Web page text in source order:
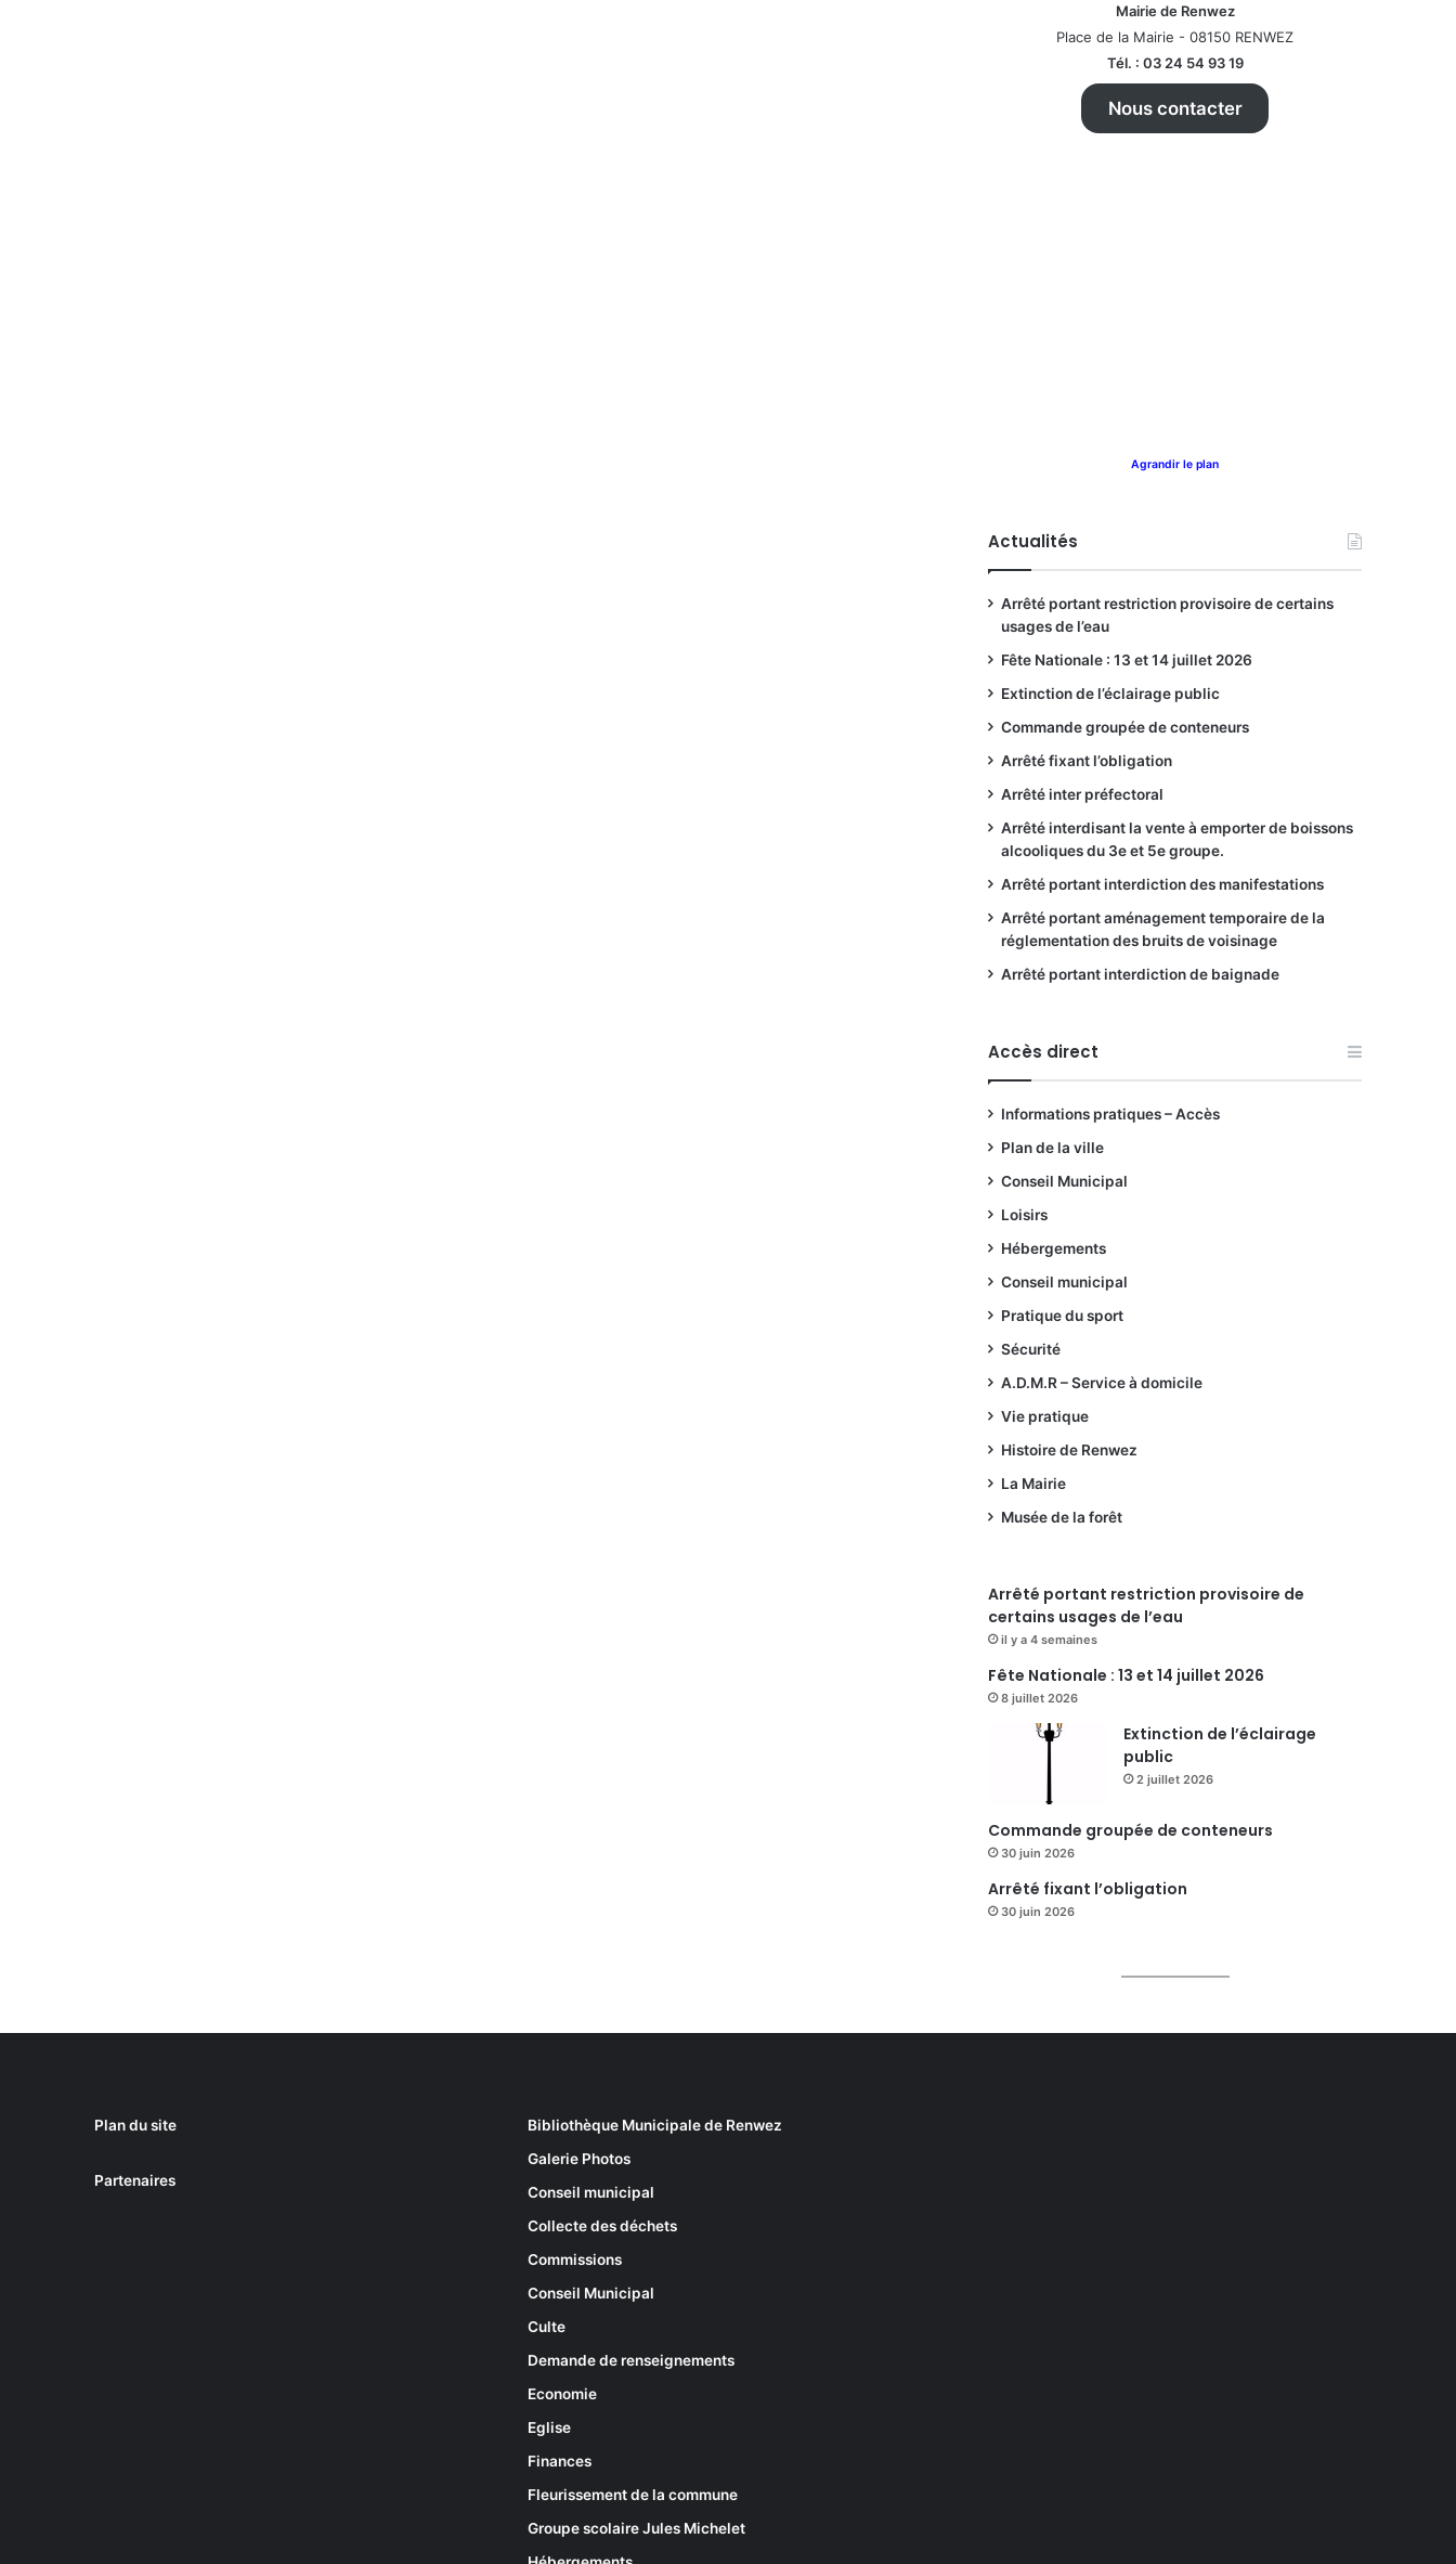
Mairie de Renwez
Place de la Mairie - 08150 RENWEZ
Tél. : 03 24 54 93 19
Nous contacter
Agrandir le plan
Actualités
Arrêté portant restriction provisoire de certains
usages de l’eau
Fête Nationale : 13 et 14 juillet 2026
Extinction de l’éclairage public
Commande groupée de conteneurs
Arrêté fixant l’obligation
Arrêté inter préfectoral
Arrêté interdisant la vente à emporter de boissons
alcooliques du 3e et 5e groupe.
Arrêté portant interdiction des manifestations
Arrêté portant aménagement temporaire de la
réglementation des bruits de voisinage
Arrêté portant interdiction de baignade
Accès direct
Informations pratiques – Accès
Plan de la ville
Conseil Municipal
Loisirs
Hébergements
Conseil municipal
Pratique du sport
Sécurité
A.D.M.R – Service à domicile
Vie pratique
Histoire de Renwez
La Mairie
Musée de la forêt
Arrêté portant restriction provisoire de
certains usages de l’eau
il y a 4 semaines
Fête Nationale : 13 et 14 juillet 2026
8 juillet 2026
Extinction de l’éclairage
public
2 juillet 2026
Commande groupée de conteneurs
30 juin 2026
Arrêté fixant l’obligation
30 juin 2026
Plan du site
Partenaires
Bibliothèque Municipale de Renwez
Galerie Photos
Conseil municipal
Collecte des déchets
Commissions
Conseil Municipal
Culte
Demande de renseignements
Economie
Eglise
Finances
Fleurissement de la commune
Groupe scolaire Jules Michelet